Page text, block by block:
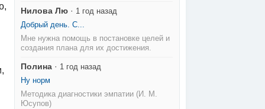
Нилова Лю · 1 год назад
Добрый день. С...
Мне нужна помощь в постановке целей и
создания плана для их достижения.
Полина · 1 год назад
Ну норм
Методика диагностики эмпатии (И. М.
Юсупов)